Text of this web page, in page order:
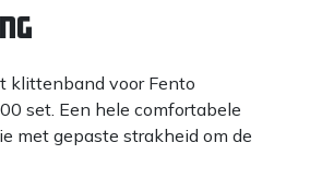
klittenband voor Fento
set. Een hele comfortabele
met gepaste strakheid om de